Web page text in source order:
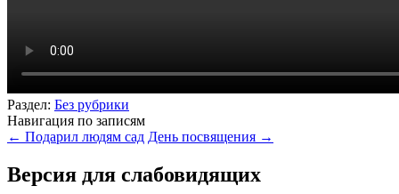
Раздел: Без рубрики
Навигация по записям
← Подарил людям сад День посвящения →
Версия для слабовидящих